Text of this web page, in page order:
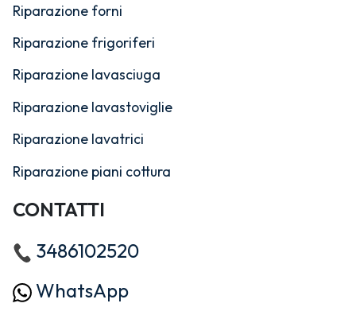
Riparazione forni
Riparazione frigoriferi
Riparazione lavasciuga
Riparazione lavastoviglie
Riparazione lavatrici
Riparazione piani cottura
CONTATTI
3486102520
WhatsApp